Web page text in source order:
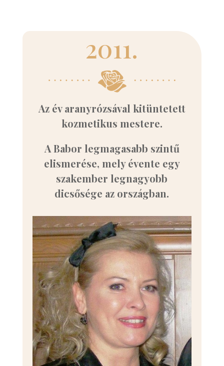
2011.
Az év aranyrózsával kitüntetett
kozmetikus mestere.
A Babor legmagasabb szintű
elismerése, mely évente egy
szakember legnagyobb
dicsősége az országban.